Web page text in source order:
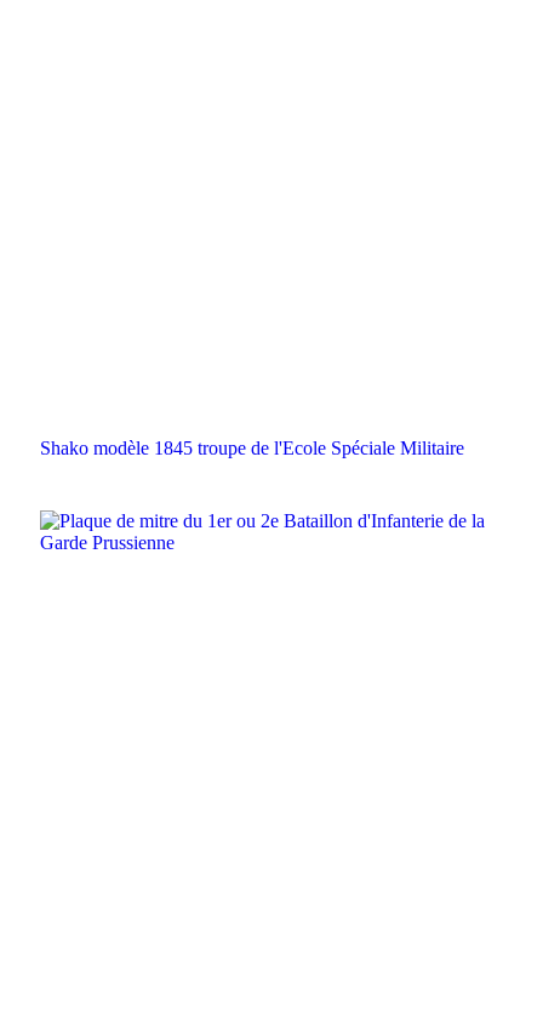
Shako modèle 1845 troupe de l'Ecole Spéciale Militaire